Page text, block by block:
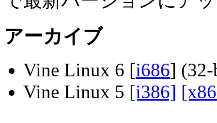
アーカイブ
Vine Linux 6 [i686]
Vine Linux 5 [i386]